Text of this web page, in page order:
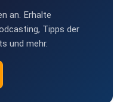
an. Erhalte
Tipps der
und mehr.